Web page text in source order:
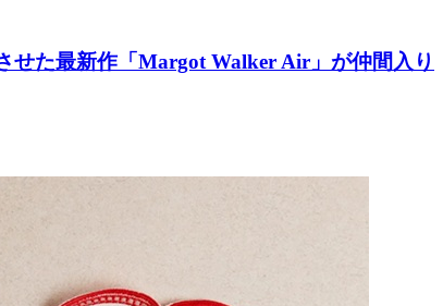
せた最新作「Margot Walker Air」が仲間入り